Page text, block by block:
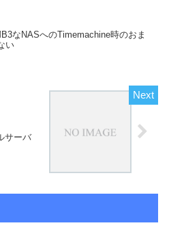
なNASへのTimemachine時のおま
い
サーバ